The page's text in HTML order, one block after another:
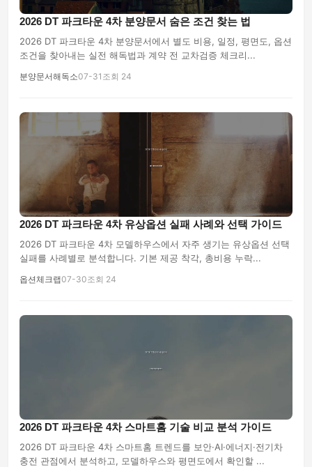
2026 DT 파크타운 4차 분양문서 숨은 조건 찾는 법
2026 DT 파크타운 4차 분양문서에서 별도 비용, 일정, 평면도, 옵션
조건을 찾아내는 실전 해독법과 계약 전 교차검증 체크리...
분양문서해독소07-31 조회 24
2026 DT 파크타운 4차 유상옵션 실패 사례와 선택 가이드
2026 DT 파크타운 4차 모델하우스에서 자주 생기는 유상옵션 선택
실패를 사례별로 분석합니다. 기본 제공 착각, 총비용 누락...
옵션체크랩07-30조회 24
2026 DT 파크타운 4차 스마트홈 기술 비교 분석 가이드
2026 DT 파크타운 4차 스마트홈 트렌드를 보안·AI·에너지·전기차
충전 관점에서 분석하고, 모델하우스와 평면도에서 확인할 ...